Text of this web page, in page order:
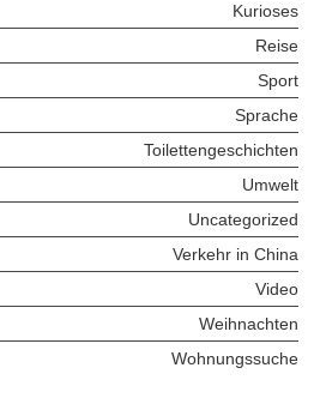
Kurioses
Reise
Sport
Sprache
Toilettengeschichten
Umwelt
Uncategorized
Verkehr in China
Video
Weihnachten
Wohnungssuche